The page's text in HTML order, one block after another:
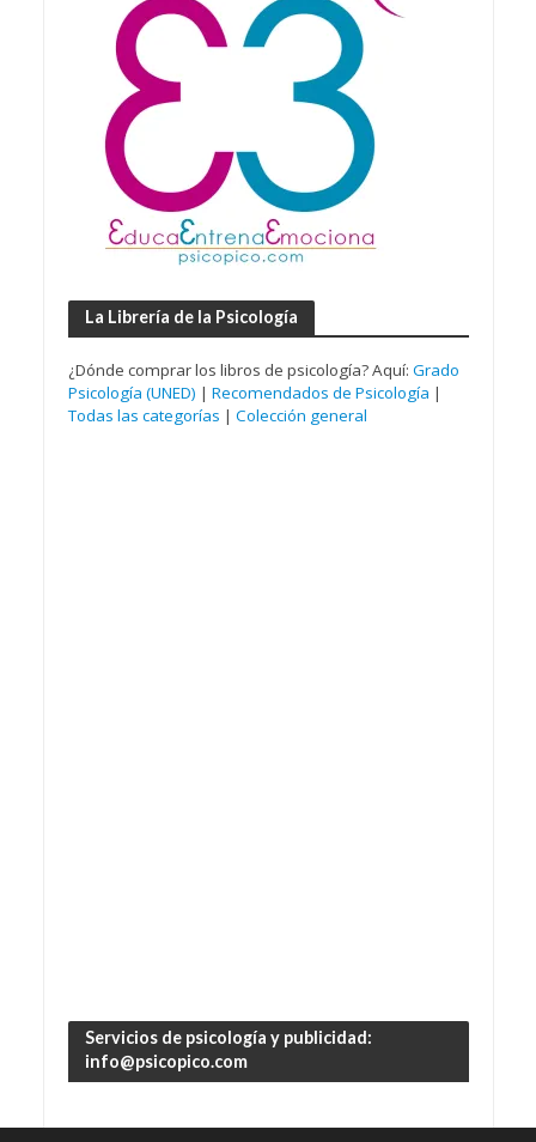
La Librería de la Psicología
¿Dónde comprar los libros de psicología? Aquí: Grado
Psicología (UNED) | Recomendados de Psicología |
Todas las categorías | Colección general
Servicios de psicología y publicidad:
info@psicopico.com